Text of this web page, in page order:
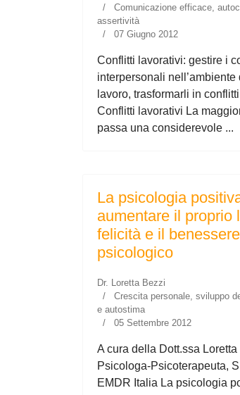
Comunicazione efficace,
assertività
07 Giugno 2012
Conflitti lavorativi: gestire i
interpersonali nell’ambiente
lavoro, trasformarli in
Conflitti lavorativi La
passa una considerevole ...
La psicologia
aumentare il proprio
felicità e il benessere
psicologico
Dr. Loretta Bezzi
Crescita personale, sviluppo
e autostima
05 Settembre 2012
A cura della Dott.ssa Loretta
Psicologa-Psicoterapeuta,
EMDR Italia La psicologia